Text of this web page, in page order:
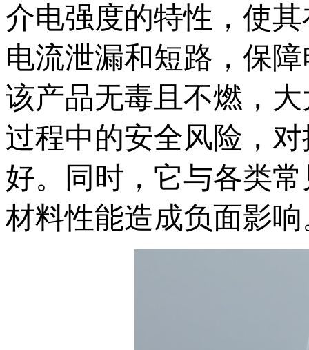
介电强度的特性，使
电流泄漏和短路，保
该产品无毒且不燃，
过程中的安全风险，
好。同时，它与各类
材料性能造成负面影响